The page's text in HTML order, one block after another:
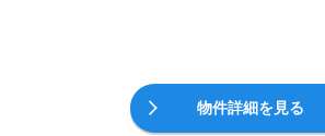
物件詳細を見る